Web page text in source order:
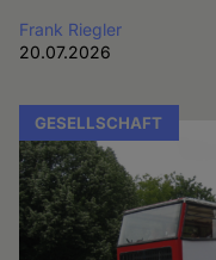
Frank Riegler
20.07.2026
GESELLSCHAFT